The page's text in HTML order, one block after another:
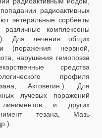
радиоактивных
энтеральные сорбенты
комплексоны
Для лечения общих
(поражения нервной,
нарушения гемопоэза
средства
профиля
Актовегин.). Для
лучевых поражений
и других
тезана, Мазь